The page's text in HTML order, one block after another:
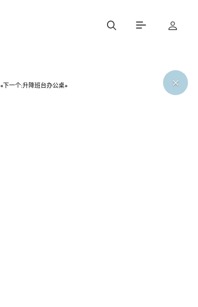
«下一个:升降班台办公桌»